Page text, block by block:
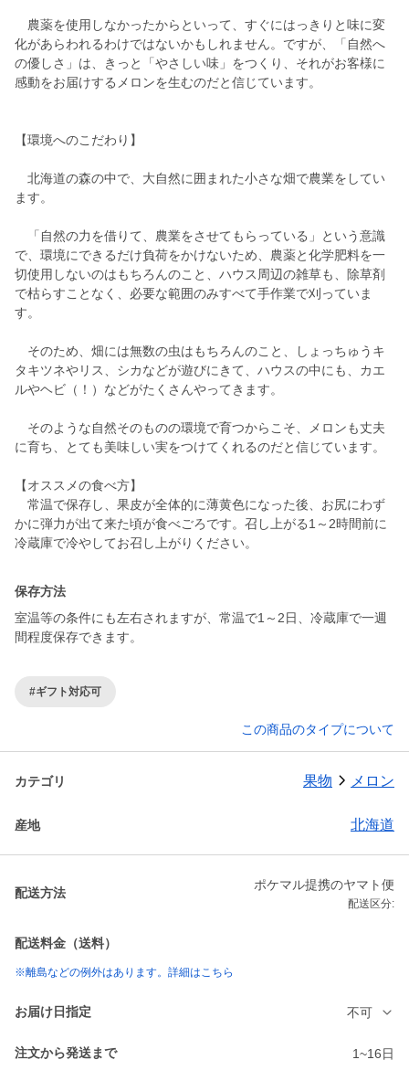
農薬を使用しなかったからといって、すぐにはっきりと味に変
化があらわれるわけではないかもしれません。ですが、「自然へ
の優しさ」は、きっと「やさしい味」をつくり、それがお客様に
感動をお届けするメロンを生むのだと信じています。
【環境へのこだわり】
北海道の森の中で、大自然に囲まれた小さな畑で農業をしてい
ます。
「自然の力を借りて、農業をさせてもらっている」という意識
で、環境にできるだけ負荷をかけないため、農薬と化学肥料を一
切使用しないのはもちろんのこと、ハウス周辺の雑草も、除草剤
で枯らすことなく、必要な範囲のみすべて手作業で刈っていま
す。
そのため、畑には無数の虫はもちろんのこと、しょっちゅうキ
タキツネやリス、シカなどが遊びにきて、ハウスの中にも、カエ
ルやヘビ（！）などがたくさんやってきます。
そのような自然そのものの環境で育つからこそ、メロンも丈夫
に育ち、とても美味しい実をつけてくれるのだと信じています。
【オススメの食べ方】
常温で保存し、果皮が全体的に薄黄色になった後、お尻にわず
かに弾力が出て来た頃が食べごろです。召し上がる1～2時間前に
保存方法
室温等の条件にも左右されますが、常温で1～2日、冷蔵庫で一週
間程度保存できます。
#ギフト対応可
この商品のタイプについて
カテゴリ 果物 メロン
産地 北海道
配送方法
ポケマル提携のヤマト便
配送区分:
配送料金（送料）
※離島などの例外はあります。詳細はこちら
お届け日指定 不可
注文から発送まで 1~16日